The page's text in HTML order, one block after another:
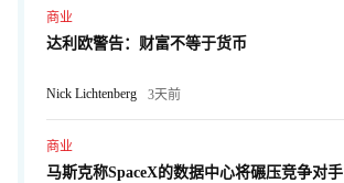
商业
达利欧警告：财富不等于货币
Nick Lichtenberg 3天前
商业
马斯克称SpaceX的数据中心将碾压竞争对手